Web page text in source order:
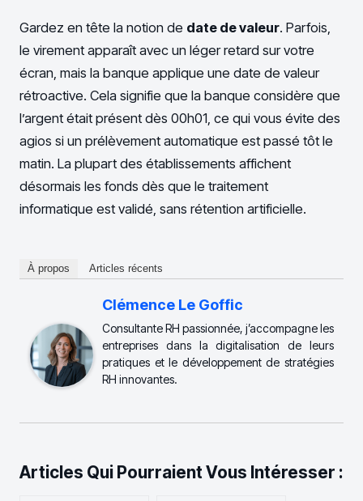
Gardez en tête la notion de date de valeur. Parfois,
le virement apparaît avec un léger retard sur votre
écran, mais la banque applique une date de valeur
rétroactive. Cela signifie que la banque considère que
l’argent était présent dès 00h01, ce qui vous évite des
agios si un prélèvement automatique est passé tôt le
matin. La plupart des établissements affichent
désormais les fonds dès que le traitement
informatique est validé, sans rétention artificielle.
À propos Articles récents
Clémence Le Goffic
Consultante RH passionnée, j’accompagne les
entreprises dans la digitalisation de leurs
pratiques et le développement de stratégies
RH innovantes.
Articles Qui Pourraient Vous Intéresser :